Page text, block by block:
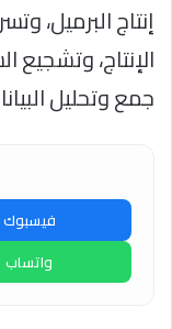
إنتاج البرميل،
الإنتاج،
جمع وتحليل
فيسبوك
واتساب